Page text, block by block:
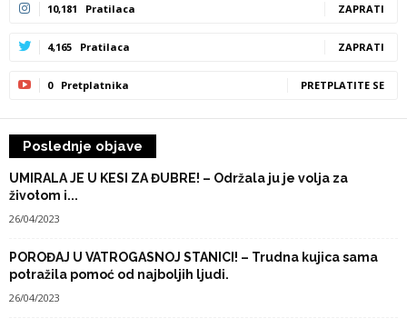
10,181 Pratilaca ZAPRATI
4,165 Pratilaca ZAPRATI
0 Pretplatnika PRETPLATITE SE
Poslednje objave
UMIRALA JE U KESI ZA ĐUBRE! – Održala ju je volja za
životom i...
26/04/2023
POROĐAJ U VATROGASNOJ STANICI! – Trudna kujica sama
potražila pomoć od najboljih ljudi.
26/04/2023